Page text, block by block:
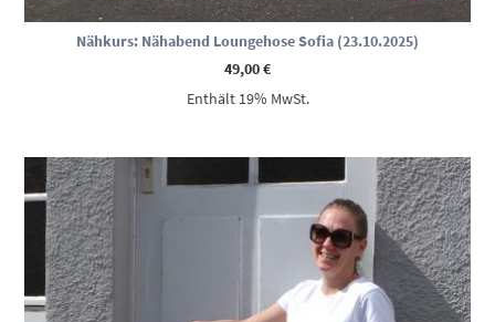
Nähkurs: Nähabend Loungehose Sofia (23.10.2025)
49,00€
Enthält 19% MwSt.